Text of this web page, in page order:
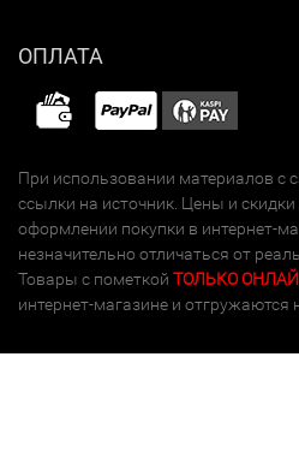
ОПЛАТА
При использовании материалов с
ссылки на источник. Цены и
оформлении покупки в интернет-
незначительно отличаться от
Товары с пометкой ТОЛЬКО
интернет-магазине и отгружаются